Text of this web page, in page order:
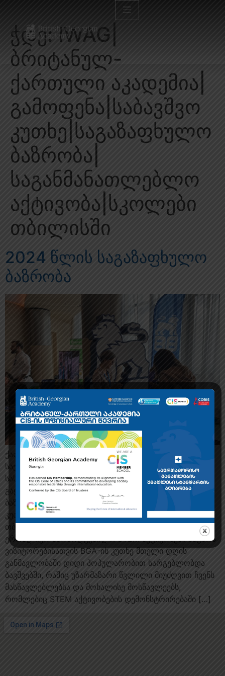
ჭდე:IWAG|
ბრიტანულ-
ქართული აკადემია|
გამოფენა|საბავშვო
კუთხე|საგაზაფხულო
ბაზრობა|
საგანმანათლებლო
აქტივობა|სკოლები
თბილისში
2024 წლის საგაზაფხულო
ბაზრობა
ქალთა საერთაშორისო ასოციაცია
საქართველოს (IWAG) ორგანიზებით 14 აპრილს
სასტუმრო “პარაგრაფში” საქველმოქმედო გამოფენა-
გაყიდვა “საგაზაფხულო ბაზრობა 2024” გაიმართა.
ბაზრობა რამდენიმე სექციისგან შედგებოდა, საბავშვო
კუთხეში კი ბრიტანულ-ქართული აკადემია
თბილისის ბრიტანულ საერთაშორისო სკოლასთან
ერთად იყო წარმოდგენილი. STEM აქტივობები პატარა
ვიზიტორებისათვის BGA-ის კუთხე მთელი დღის
განმავლობაში დიდი პოპულარობით სარგებლობდა
ბავშვებში, რაშიც უზარმაზარი წვლილი მიუძღვით ჩვენს
მასწავლებლებსა და მოხალისე მოსწავლეებს,
რომლებიც STEM აქტივობების დემონსტრირებაში […]